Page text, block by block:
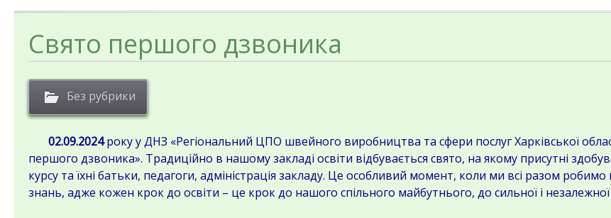
Свято першого дзвоника
Без рубрики
02.09.2024року у ДНЗ «Регіональний ЦПО швейного виробництва та сфери послуг Харківської
першого дзвоника». Традиційно в нашому закладі освіти відбувається свято, на якому присутні
курсу та їхні батьки, педагоги, адміністрація закладу. Це особливий момент, коли ми всі разом
знань, адже кожен крок до освіти – це крок до нашого спільного майбутнього, до сильної і незалежної